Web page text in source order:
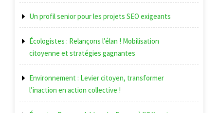
Un profil senior pour les projets SEO exigeants
Écologistes : Relançons l’élan ! Mobilisation
citoyenne et stratégies gagnantes
Environnement : Levier citoyen, transformer
l’inaction en action collective !